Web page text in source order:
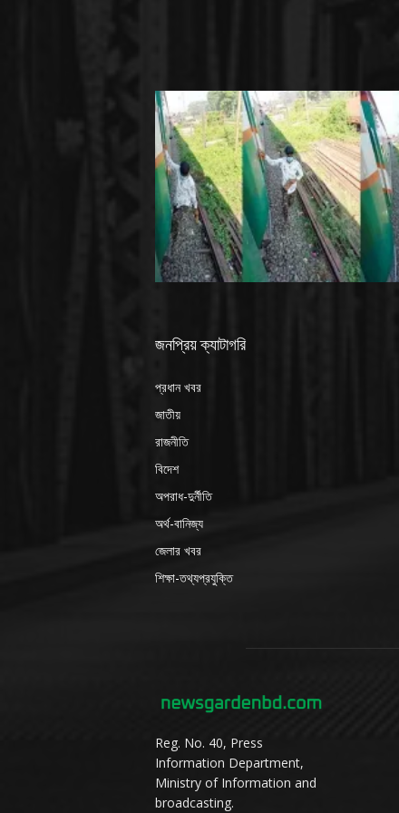
জনপ্রিয় ক্যাটাগরি
প্রধান খবর
জাতীয়
রাজনীতি
বিদেশ
অপরাধ-দুর্নীতি
অর্থ-বানিজ্য
জেলার খবর
শিক্ষা-তথ্যপ্রযুক্তি
Reg. No. 40, Press
Information Department,
Ministry of Information and
broadcasting.